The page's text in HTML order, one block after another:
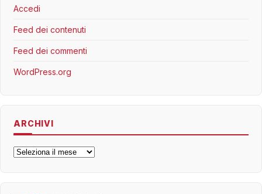
Accedi
Feed dei contenuti
Feed dei commenti
WordPress.org
ARCHIVI
Archivi